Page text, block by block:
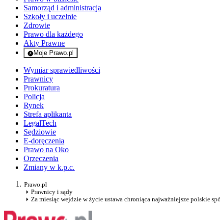
Samorząd i administracja
Szkoły i uczelnie
Zdrowie
Prawo dla każdego
Akty Prawne
Moje Prawo.pl
- rejestracja i logowanie do serwisu
Wymiar sprawiedliwości
Prawnicy
Prokuratura
Policja
Rynek
Strefa aplikanta
LegalTech
Sędziowie
E-doręczenia
Prawo na Oko
Orzeczenia
Zmiany w k.p.c.
Prawo.pl
Prawnicy i sądy
Za miesiąc wejdzie w życie ustawa chroniąca najważniejsze polskie